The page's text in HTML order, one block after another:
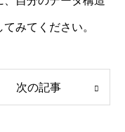
みてください。
次の記事